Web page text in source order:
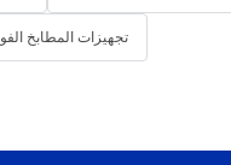
تجهيزات المطابخ